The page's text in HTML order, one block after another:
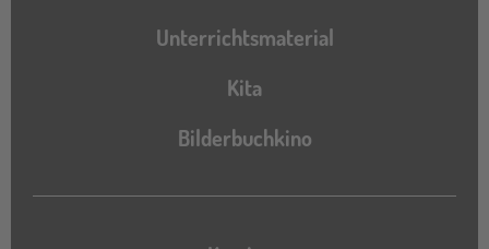
Unterrichtsmaterial
Kita
Bilderbuchkino